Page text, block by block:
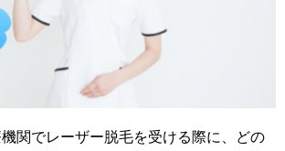
関でレーザー脱毛を受ける際に、どの